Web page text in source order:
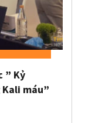
” Kỷ
máu”